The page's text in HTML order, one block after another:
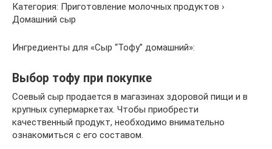
Категория: Приготовление молочных продуктов ›
Домашний сыр
Ингредиенты для «Сыр “Тофу” домашний»:
Выбор тофу при покупке
Соевый сыр продается в магазинах здоровой пищи и в
крупных супермаркетах. Чтобы приобрести
качественный продукт, необходимо внимательно
ознакомиться с его составом.